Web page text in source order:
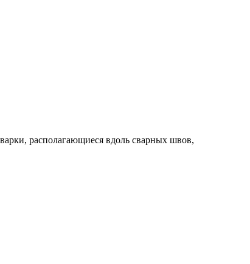
располагающиеся вдоль сварных швов,